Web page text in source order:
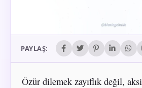
PAYLAŞ:
Özür dilemek zayıflık değil,